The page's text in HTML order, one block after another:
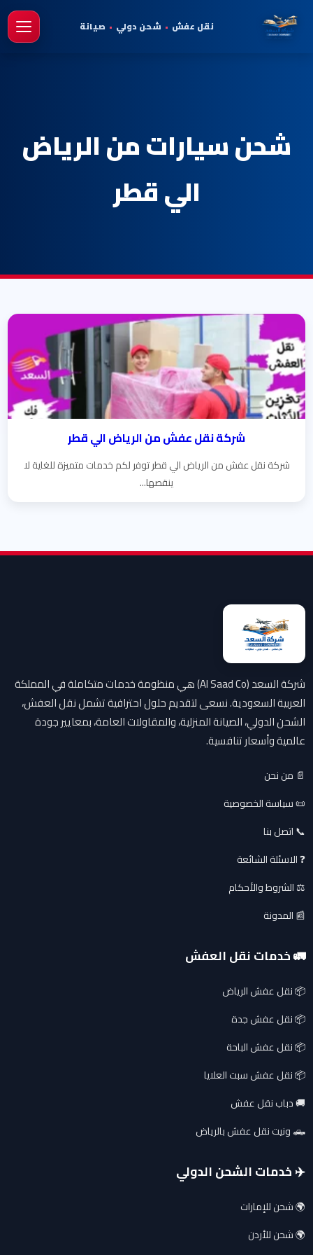
نقل عفش • شحن دولي • صيانة
شحن سيارات من الرياض
الي قطر
شركة نقل عفش من الرياض الي قطر
شركة نقل عفش من الرياض الي قطر توفر لكم خدمات متميزة للغاية لا
ينقصها...
شركة السعد (Al Saad Co) هي منظومة خدمات متكاملة في المملكة
العربية السعودية. نسعى لتقديم حلول احترافية تشمل نقل العفش،
الشحن الدولي، الصيانة المنزلية، والمقاولات العامة، بمعايير جودة
عالمية وأسعار تنافسية.
📄 من نحن
📜 سياسة الخصوصية
📞 اتصل بنا
❓ الاسئلة الشائعة
⚖️ الشروط والأحكام
📰 المدونة
🚛 خدمات نقل العفش
📦 نقل عفش الرياض
📦 نقل عفش جدة
📦 نقل عفش الباحة
📦 نقل عفش سبت العلايا
🚚 دباب نقل عفش
🛻 ونيت نقل عفش بالرياض
✈️ خدمات الشحن الدولي
🌍 شحن للإمارات
🌍 شحن للأردن